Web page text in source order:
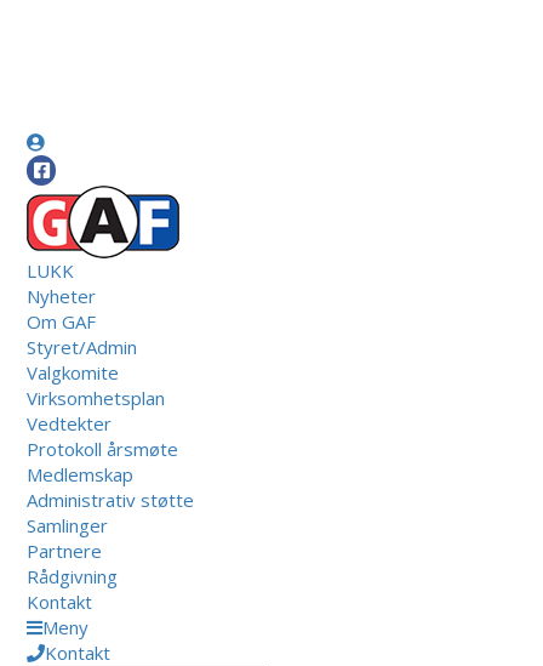
LUKK
Nyheter
Om GAF
Styret/Admin
Valgkomite
Virksomhetsplan
Vedtekter
Protokoll årsmøte
Medlemskap
Administrativ støtte
Samlinger
Partnere
Rådgivning
Kontakt
Meny
Kontakt